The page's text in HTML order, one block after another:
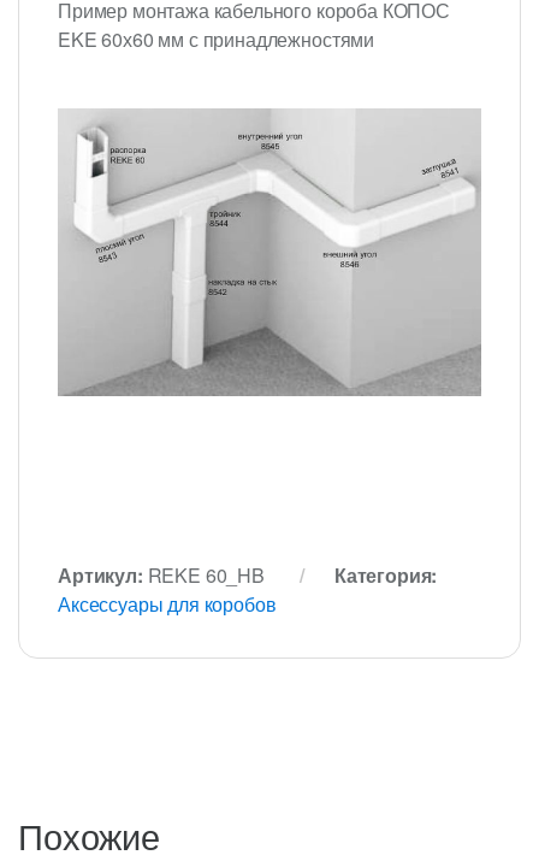
Пример монтажа кабельного короба КОПОС
EKE 60х60 мм с принадлежностями
Артикул: REKE 60_HB
Категория:
Аксессуары для коробов
Похожие